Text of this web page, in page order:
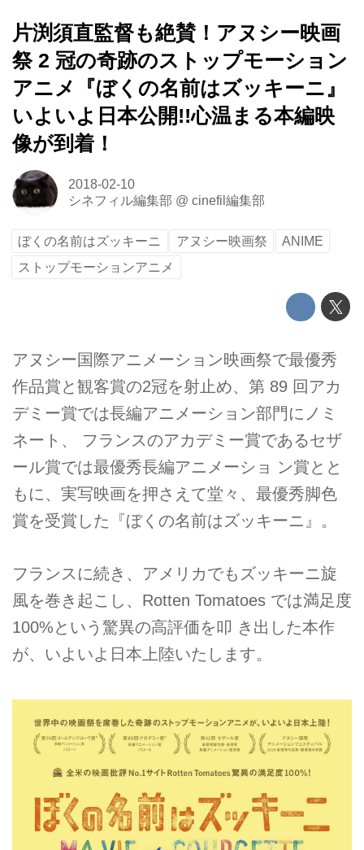
片渕須直監督も絶賛！アヌシー映画
祭 2 冠の奇跡のストップモーション
アニメ『ぼくの名前はズッキーニ』
いよいよ日本公開!!心温まる本編映
像が到着！
2018-02-10
シネフィル編集部 @ cinefil編集部
ぼくの名前はズッキーニ アヌシー映画祭
ANIME
ストップモーションアニメ
アヌシー国際アニメーション映画祭で最優秀
作品賞と観客賞の2冠を射止め、第 89 回アカ
デミー賞では長編アニメーション部門にノミ
ネート、 フランスのアカデミー賞であるセザ
ール賞では最優秀長編アニメーショ ン賞とと
もに、実写映画を押さえて堂々、最優秀脚色
賞を受賞した『ぼくの名前はズッキーニ』。
フランスに続き、アメリカでもズッキーニ旋
風を巻き起こし、Rotten Tomatoes では満足度
100%という驚異の高評価を叩 き出した本作
が、いよいよ日本上陸いたします。